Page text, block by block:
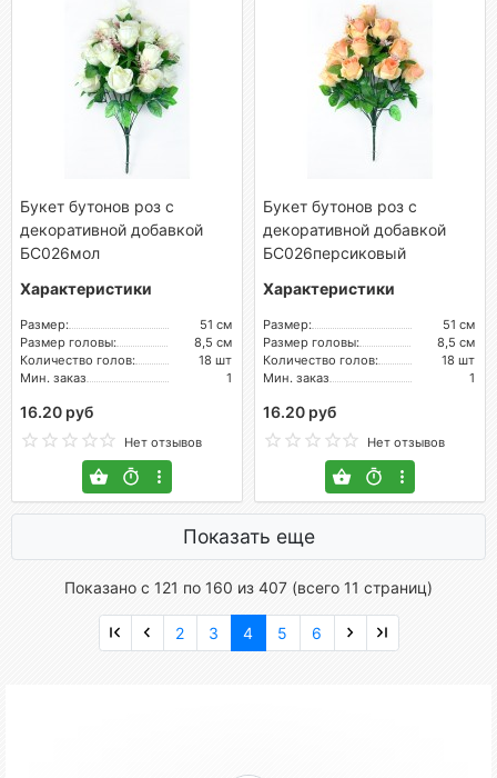
Букет бутонов роз с
декоративной добавкой
БС026мол
Характеристики
Размер:
51 см
Размер головы:
8,5 см
Количество голов:
18 шт
Мин. заказ
1
16.20 руб
Нет отзывов
Букет бутонов роз с
декоративной добавкой
БС026персиковый
Характеристики
Размер:
51 см
Размер головы:
8,5 см
Количество голов:
18 шт
Мин. заказ
1
16.20 руб
Нет отзывов
Показать еще
Показано с 121 по 160 из 407 (всего 11 страниц)
2 3 4 5 6